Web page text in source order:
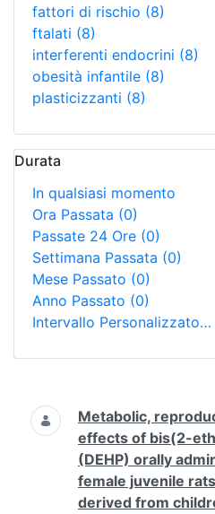
fattori di rischio (8)
ftalati (8)
interferenti endocrini (8)
obesità infantile (8)
plasticizzanti (8)
Durata
In qualsiasi momento
Ora Passata (0)
Passate 24 Ore (0)
Settimana Passata (0)
Mese Passato (0)
Anno Passato (0)
Intervallo Personalizzato…
Ricerca
Metabolic,
effects of bis(2-
(DEHP) orally
female juvenile
derived from